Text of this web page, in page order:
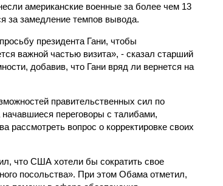
американские военные за более чем 13
за замедление темпов вывода.
президента Гани, чтобы
важной частью визита», - сказал старший
добавив, что Гани вряд ли вернется на
правительственных сил по
переговоры с талибами,
рассмотреть вопрос о корректировке своих
что США хотели бы сократить свое
посольства». При этом Обама отметил,